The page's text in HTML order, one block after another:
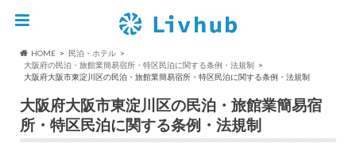
HOME
民泊・ホテル
大阪府の民泊・旅館業簡易宿所・特区民泊に関する条例・法規制
大阪府大阪市東淀川区の民泊・旅館業簡易宿所・特区民泊に関する条例・法規制
大阪府大阪市東淀川区の民泊・旅館業簡易宿
所・特区民泊に関する条例・法規制